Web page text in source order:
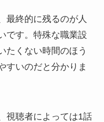
最終的に残るのが人
です。特殊な職業設
たくない時間のほう
すいのだと分かりま
視聴者によっては1話